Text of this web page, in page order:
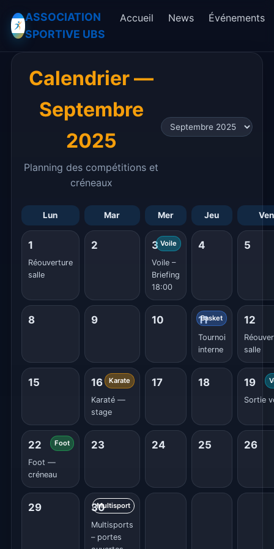
ASSOCIATION
SPORTIVE UBS
Accueil News Événements
Calendrier —
Septembre
2025
Planning des compétitions et
créneaux
Lun Mar Mer Jeu Ven
1
Réouverture
salle
2 3 Voile
Voile –
Briefing
18:00
4 5
8 9 10 11
Basket
Tournoi
interne
12
salle
15 16 Karate
Karaté —
stage
17 18 19
Sortie
22 Foot
Foot —
créneau
23 24 25 26
29 30
Multisport
Multisports
– portes